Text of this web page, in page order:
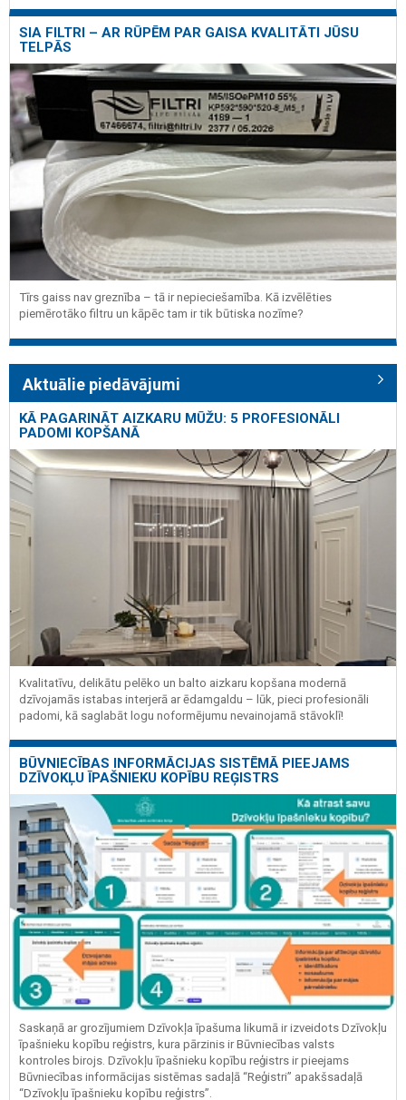
SIA FILTRI – AR RŪPĒM PAR GAISA KVALITĀTI JŪSU
TELPĀS
Tīrs gaiss nav greznība – tā ir nepieciešamība. Kā izvēlēties
piemērotāko filtru un kāpēc tam ir tik būtiska nozīme?
Aktuālie piedāvājumi
KĀ PAGARINĀT AIZKARU MŪŽU: 5 PROFESIONĀLI
PADOMI KOPŠANĀ
Kvalitatīvu, delikātu pelēko un balto aizkaru kopšana modernā
dzīvojamās istabas interjerā ar ēdamgaldu – lūk, pieci profesionāli
padomi, kā saglabāt logu noformējumu nevainojamā stāvoklī!
BŪVNIECĪBAS INFORMĀCIJAS SISTĒMĀ PIEEJAMS
DZĪVOKĻU ĪPAŠNIEKU KOPĪBU REĢISTRS
Saskaņā ar grozījumiem Dzīvokļa īpašuma likumā ir izveidots Dzīvokļu
īpašnieku kopību reģistrs, kura pārzinis ir Būvniecības valsts
kontroles birojs. Dzīvokļu īpašnieku kopību reģistrs ir pieejams
Būvniecības informācijas sistēmas sadaļā “Reģistri” apakšsadaļā
“Dzīvokļu īpašnieku kopību reģistrs”.